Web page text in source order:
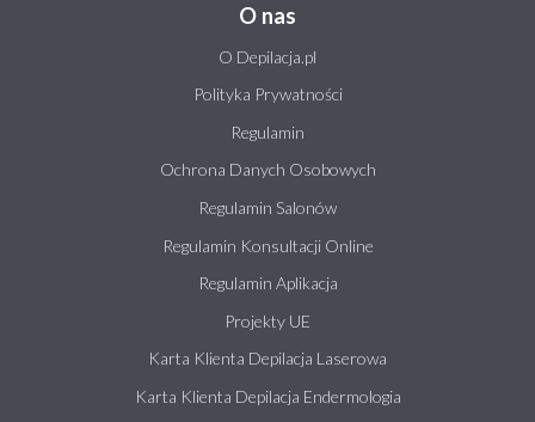
O nas
O Depilacja.pl
Polityka Prywatności
Regulamin
Ochrona Danych Osobowych
Regulamin Salonów
Regulamin Konsultacji Online
Regulamin Aplikacja
Projekty UE
Karta Klienta Depilacja Laserowa
Karta Klienta Depilacja Endermologia